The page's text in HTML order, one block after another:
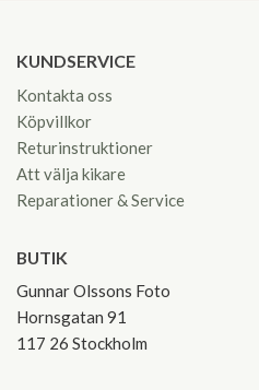
KUNDSERVICE
Kontakta oss
Köpvillkor
Returinstruktioner
Att välja kikare
Reparationer & Service
BUTIK
Gunnar Olssons Foto
Hornsgatan 91
117 26 Stockholm